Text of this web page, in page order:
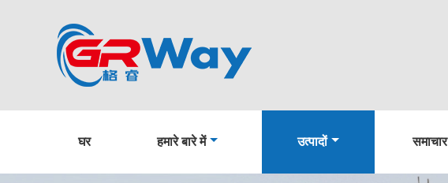
घर हमारे बारे में उत्पादों समाचार